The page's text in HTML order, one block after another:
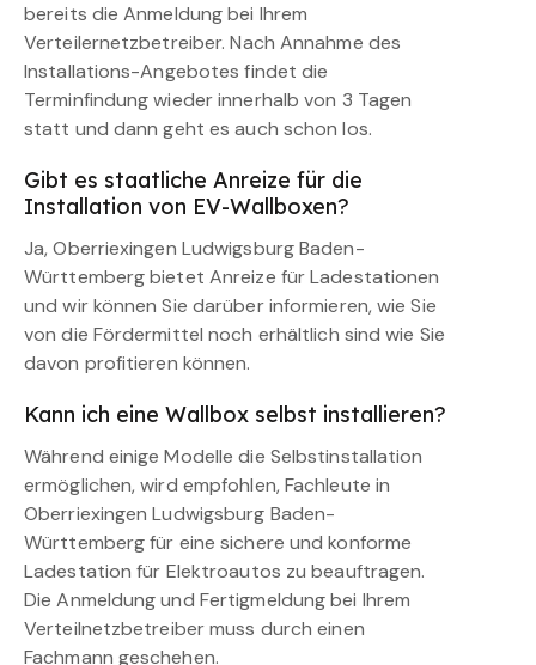
bereits die Anmeldung bei Ihrem
Verteilernetzbetreiber. Nach Annahme des
Installations-Angebotes findet die
Terminfindung wieder innerhalb von 3 Tagen
statt und dann geht es auch schon los.
Gibt es staatliche Anreize für die
Installation von EV-Wallboxen?
Ja, Oberriexingen Ludwigsburg Baden-
Württemberg bietet Anreize für Ladestationen
und wir können Sie darüber informieren, wie Sie
von die Fördermittel noch erhältlich sind wie Sie
davon profitieren können.
Kann ich eine Wallbox selbst installieren?
Während einige Modelle die Selbstinstallation
ermöglichen, wird empfohlen, Fachleute in
Oberriexingen Ludwigsburg Baden-
Württemberg für eine sichere und konforme
Ladestation für Elektroautos zu beauftragen.
Die Anmeldung und Fertigmeldung bei Ihrem
Verteilnetzbetreiber muss durch einen
Fachmann geschehen.